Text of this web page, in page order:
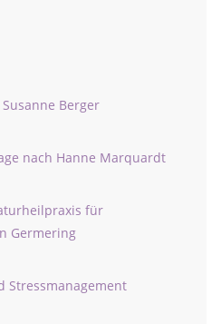
Berger
nach Hanne Marquardt
für
Germering
Stressmanagement